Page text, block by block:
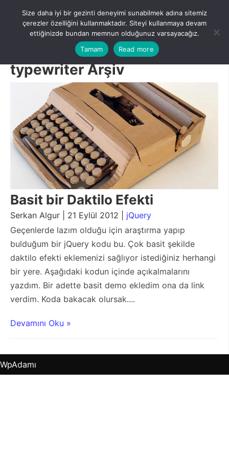
content
Menu
typewriter Arşiv
Basit bir Daktilo Efekti
Serkan Algur | 21 Eylül 2012 | jQuery
Geçenlerde lazım olduğu için araştırma yapıp
bulduğum bir jQuery kodu bu. Çok basit şekilde
daktilo efekti eklemenizi sağlıyor istediğiniz herhangi
bir yere. Aşağıdaki kodun içinde açıkalmalarını
yazdım. Bir adette basit demo ekledim ona da link
verdim. Koda bakacak olursak....
Devamını Oku »
WpAdamı
Size daha iyi bir gezinti deneyimi sunabilmek adına sitemiz
çerezler özelliğini kullanmaktadır. Siteyi kullanmaya devam
ettiğinizde bundan memnun olduğunuz varsayacağız.
Tamam
Read more